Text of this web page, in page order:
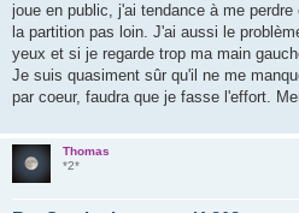
joue en public, j'ai tendance à me
la partition pas loin. J'ai aussi le
yeux et si je regarde trop ma main
Je suis quasiment sûr qu'il ne me
par coeur, faudra que je fasse l'effort.
Thomas
*2*